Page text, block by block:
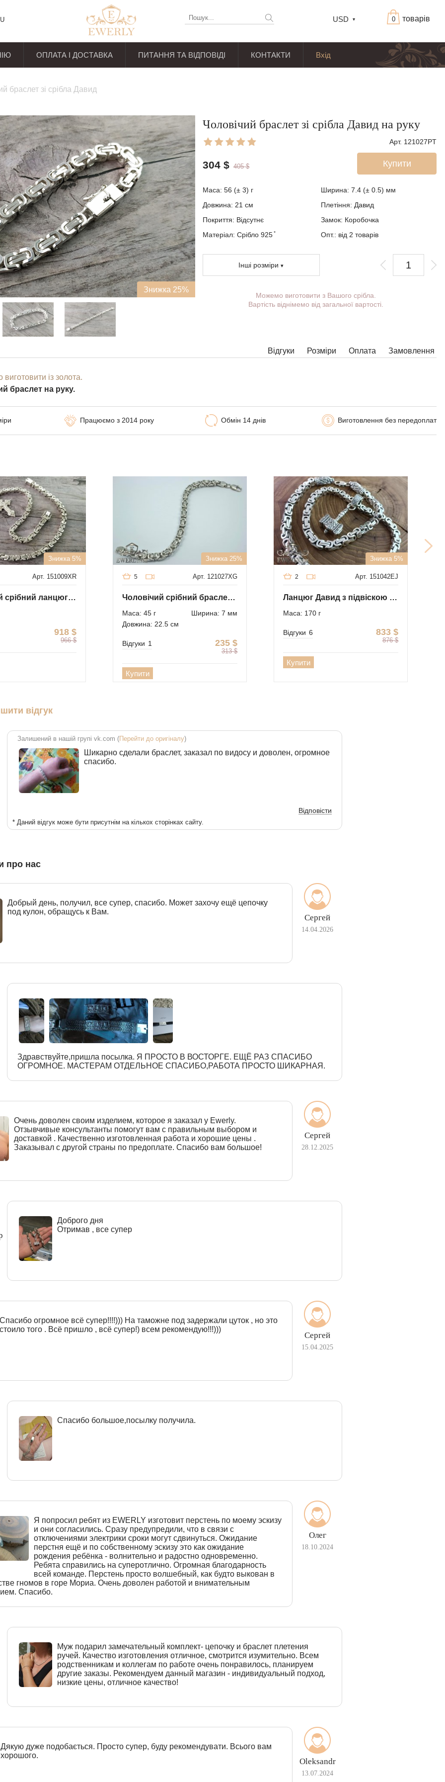
товарів
0
USD
ОПЛАТА І ДОСТАВКА ПИТАННЯ ТА ВІДПОВІДІ КОНТАКТИ Вхід
браслет зі срібла Давид
Знижка 25%
Чоловічий браслет зі срібла Давид на руку
Арт. 121027PT
Купити
304 $ 405 $
Маса:56 (± 3) г Ширина:7.4 (± 0.5) мм
Довжина: 21 см Плетіння: Давид
Покриття: Відсутнє Замок: Коробочка
Матеріал: Срібло 925 ̊
Опт.: від 2 товарів
Інші розміри
Ви можете вибрати покриття, масу,
довжину, ширину, замок.
Можемо виготовити з Вашого срібла.
Вартість віднімемо від загальної вартості.
Відгуки Замовлення
Оплата
Розміри
із золота.
браслет на руку.
Обмін 14 днів Виготовлення без передоплат
Працюємо з 2014 року
Знижка 5%
Арт. 151009XR
Чоловічий срібний ланцюг "Давид" з хрестом
918 $
966 $
Знижка 25%
Арт. 121027XG
5
Чоловічий срібний браслет Давид
Маса: 45 г
Ширина: 7 мм
Довжина: 22.5 см
235 $
313 $
Відгуки 1
Купити
Знижка 5%
Арт. 151042EJ
2
Ланцюг Давид з підвіскою Молот зі срібла
Маса: 170 г
833 $
876 $
Відгуки 6
Купити
відгук
Залишений в нашій групі vk.com (Перейти до оригіналу)
Шикарно сделали браслет, заказал по видосу и доволен, огромное
спасибо.
Відповісти
* Даний відгук може бути присутнім на кількох сторінках сайту.
про нас
Сергей
14.04.2026
Добрый день, получил, все супер, спасибо. Может захочу ещё цепочку
под кулон, обращусь к Вам.
Здравствуйте,пришла посылка. Я ПРОСТО В ВОСТОРГЕ. ЕЩЁ РАЗ СПАСИБО
ОГРОМНОЕ. МАСТЕРАМ ОТДЕЛЬНОЕ СПАСИБО,РАБОТА ПРОСТО ШИКАРНАЯ.
Сергей
28.12.2025
Очень доволен своим изделием, которое я заказал у Ewerly.
Отзывчивые консультанты помогут вам с правильным выбором и
доставкой . Качественно изготовленная работа и хорошие цены .
Заказывал с другой страны по предоплате. Спасибо вам большое!
Доброго дня
Отримав , все супер
Сергей
15.04.2025
Спасибо огромное всё супер!!!!))) На таможне под задержали цуток , но это
стоило того . Всё пришло , всё супер!) всем рекомендую!!!)))
Спасибо большое,посылку получила.
Олег
18.10.2024
Я попросил ребят из EWERLY изготовит перстень по моему эскизу
и они согласились. Сразу предупредили, что в связи с
отключениями электрики сроки могут сдвинуться. Ожидание
перстня ещё и по собственному эскизу это как ожидание
рождения ребёнка - волнительно и радостно одновременно.
Ребята справились на суперотлично. Огромная благодарность
всей команде. Перстень просто волшебный, как будто выкован в
гномов в горе Мориа. Очень доволен работой и внимательным
Спасибо.
Муж подарил замечательный комплект- цепочку и браслет плетения
ручей. Качество изготовления отличное, смотрится изумительно. Всем
родственникам и коллегам по работе очень понравилось, планируем
другие заказы. Рекомендуем данный магазин - индивидуальный подход,
низкие цены, отличное качество!
Oleksandr
13.07.2024
Дякую дуже подобається. Просто супер, буду рекомендувати. Всього вам
хорошого.